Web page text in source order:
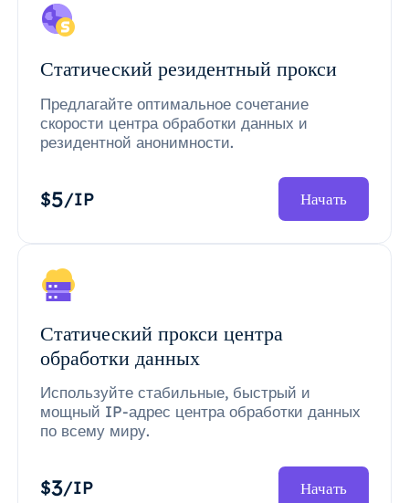
Статический резидентный прокси
Предлагайте оптимальное сочетание
скорости центра обработки данных и
резидентной анонимности.
$5/IP Начать
Статический прокси центра
обработки данных
Используйте стабильные, быстрый и
мощный IP-адрес центра обработки данных
по всему миру.
$3/IP Начать